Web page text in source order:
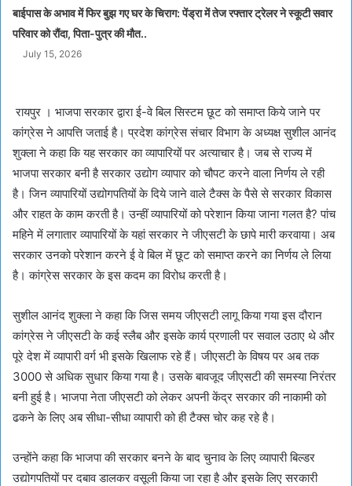
बाईपास के अभाव में फिर बुझ गए घर के चिराग: पेंड्रा में तेज रफ्तार ट्रेलर ने स्कूटी सवार
परिवार को रौंदा, पिता-पुत्र की मौत..
July 15, 2026
रायपुर । भाजपा सरकार द्वारा ई-वे बिल सिस्टम छूट को समाप्त किये जाने पर
कांग्रेस ने आपत्ति जताई है। प्रदेश कांग्रेस संचार विभाग के अध्यक्ष सुशील आनंद
शुक्ला ने कहा कि यह सरकार का व्यापारियों पर अत्याचार है। जब से राज्य में
भाजपा सरकार बनी है सरकार उद्योग व्यापार को चौपट करने वाला निर्णय ले रही
है। जिन व्यापारियों उद्योगपतियों के दिये जाने वाले टैक्स के पैसे से सरकार विकास
और राहत के काम करती है। उन्हीं व्यापारियों को परेशान किया जाना गलत है? पांच
महिने में लगातार व्यापारियों के यहां सरकार ने जीएसटी के छापे मारी करवाया। अब
सरकार उनको परेशान करने ई वे बिल में छूट को समाप्त करने का निर्णय ले लिया
है। कांग्रेस सरकार के इस कदम का विरोध करती है।
सुशील आनंद शुक्ला ने कहा कि जिस समय जीएसटी लागू किया गया इस दौरान
कांग्रेस ने जीएसटी के कई स्लैब और इसके कार्य प्रणाली पर सवाल उठाए थे और
पूरे देश में व्यापारी वर्ग भी इसके खिलाफ रहे हैं। जीएसटी के विषय पर अब तक
3000 से अधिक सुधार किया गया है। उसके बावजूद जीएसटी की समस्या निरंतर
बनी हुई है। भाजपा नेता जीएसटी को लेकर अपनी केंद्र सरकार की नाकामी को
ढकने के लिए अब सीधा-सीधा व्यापारी को ही टैक्स चोर कह रहे है।
उन्होंने कहा कि भाजपा की सरकार बनने के बाद चुनाव के लिए व्यापारी बिल्डर
उद्योगपतियों पर दबाव डालकर वसूली किया जा रहा है और इसके लिए सरकारी